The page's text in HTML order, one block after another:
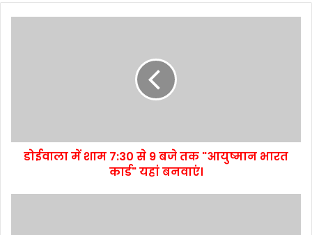
डोईवाला में शाम 7:30 से 9 बजे तक "आयुष्मान भारत
कार्ड" यहां बनवाएं।